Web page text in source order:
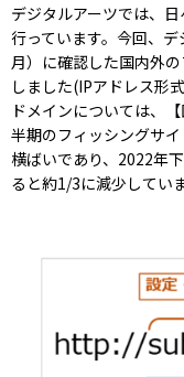
デジタルアーツでは、
行っています。今回、
月）に確認した国内外
しました(IPアドレス形
ドメインについては、
半期のフィッシングサ
横ばいであり、2022年
ると約1/3に減少していま